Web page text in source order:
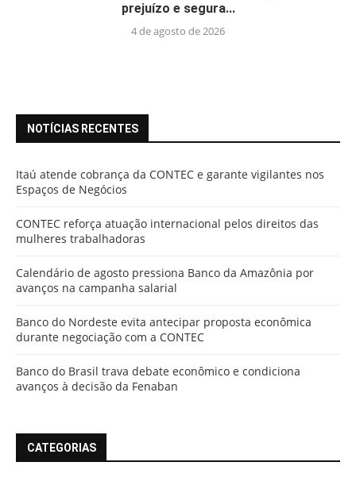
prejuízo e segura...
4 de agosto de 2026
NOTÍCIAS RECENTES
Itaú atende cobrança da CONTEC e garante vigilantes nos
Espaços de Negócios
CONTEC reforça atuação internacional pelos direitos das
mulheres trabalhadoras
Calendário de agosto pressiona Banco da Amazônia por
avanços na campanha salarial
Banco do Nordeste evita antecipar proposta econômica
durante negociação com a CONTEC
Banco do Brasil trava debate econômico e condiciona
avanços à decisão da Fenaban
CATEGORIAS